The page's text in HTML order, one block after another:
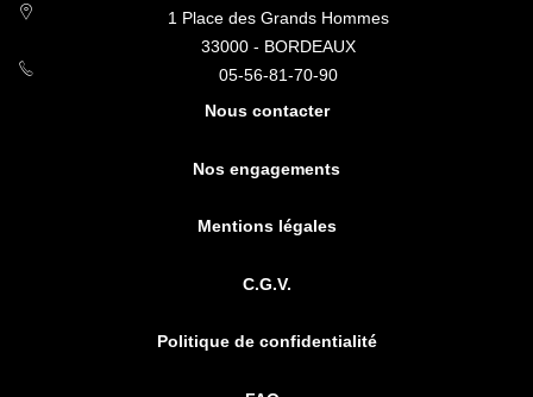
1 Place des Grands Hommes
33000 - BORDEAUX
05-56-81-70-90
Nous contacter
Nos engagements
Mentions légales
C.G.V.
Politique de confidentialité